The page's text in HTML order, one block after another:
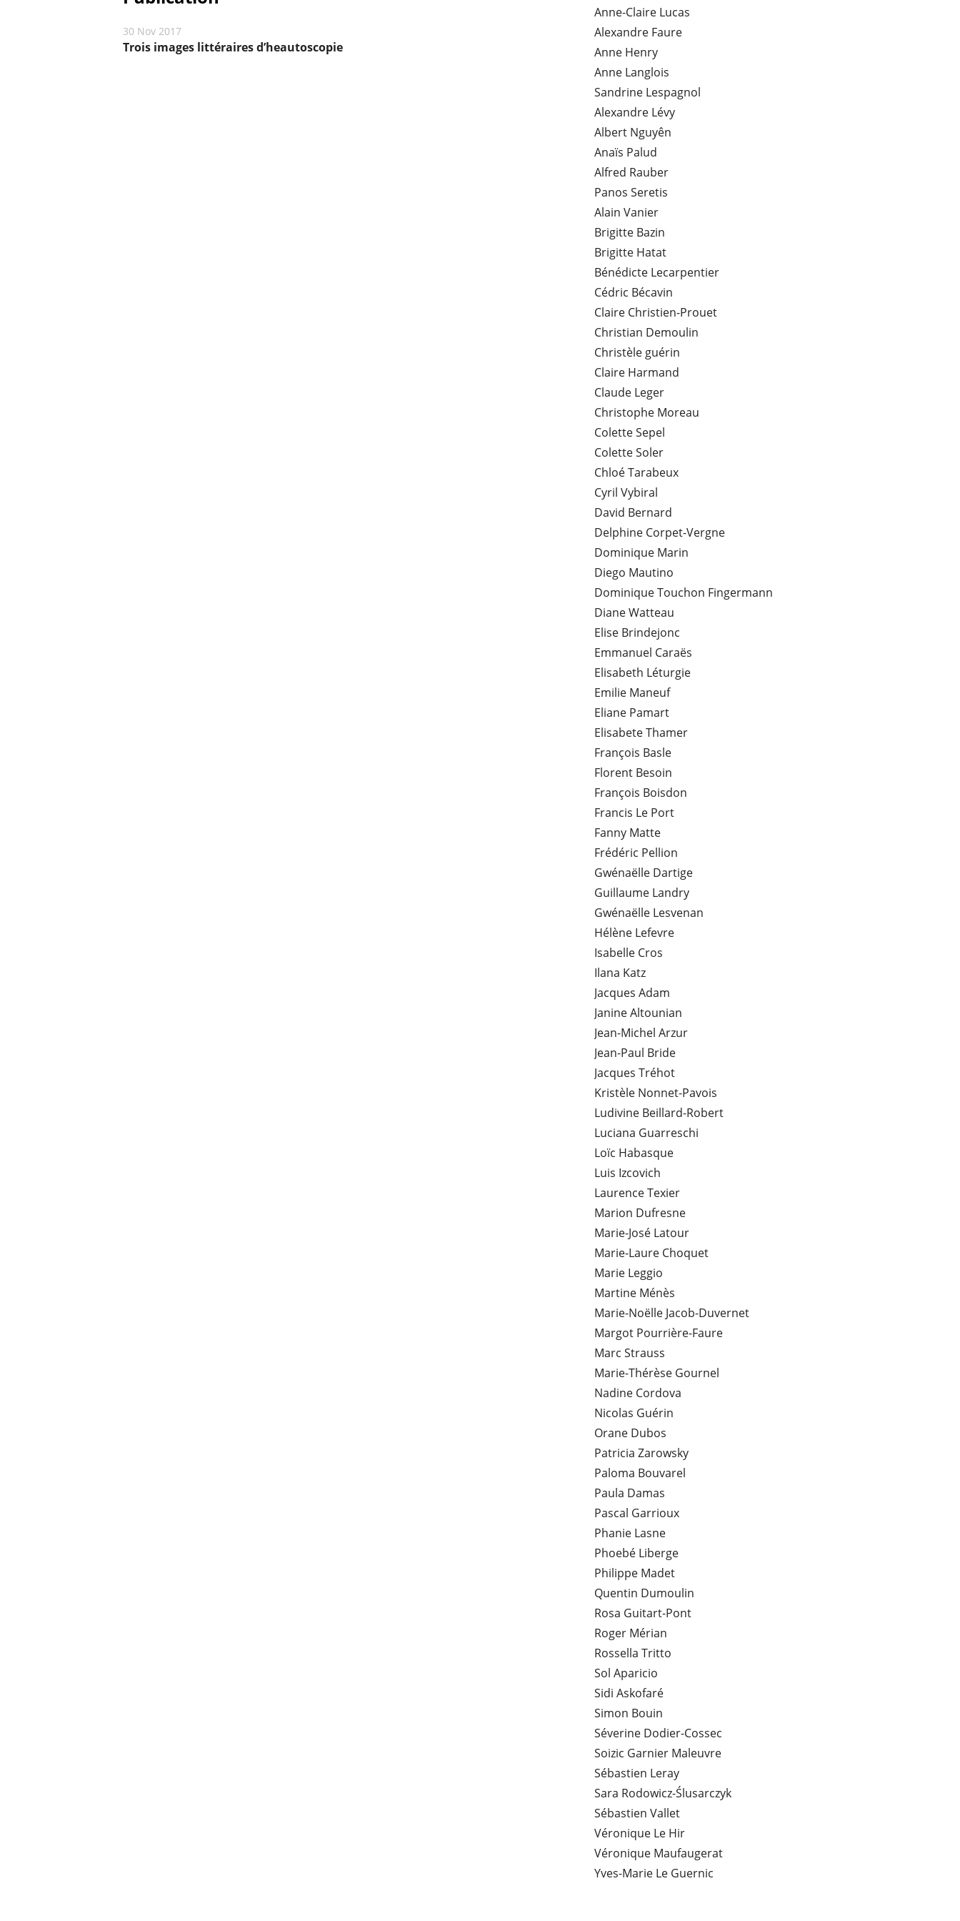
30 Nov 2017
Trois images littéraires d’heautoscopie
Anne-Claire Lucas
Alexandre Faure
Anne Henry
Anne Langlois
Sandrine Lespagnol
Alexandre Lévy
Albert Nguyên
Anaïs Palud
Alfred Rauber
Panos Seretis
Alain Vanier
Brigitte Bazin
Brigitte Hatat
Bénédicte Lecarpentier
Cédric Bécavin
Claire Christien-Prouet
Christian Demoulin
Christèle guérin
Claire Harmand
Claude Leger
Christophe Moreau
Colette Sepel
Colette Soler
Chloé Tarabeux
Cyril Vybiral
David Bernard
Delphine Corpet-Vergne
Dominique Marin
Diego Mautino
Dominique Touchon Fingermann
Diane Watteau
Elise Brindejonc
Emmanuel Caraës
Elisabeth Léturgie
Emilie Maneuf
Eliane Pamart
Elisabete Thamer
François Basle
Florent Besoin
François Boisdon
Francis Le Port
Fanny Matte
Frédéric Pellion
Gwénaëlle Dartige
Guillaume Landry
Gwénaëlle Lesvenan
Hélène Lefevre
Isabelle Cros
Ilana Katz
Jacques Adam
Janine Altounian
Jean-Michel Arzur
Jean-Paul Bride
Jacques Tréhot
Kristèle Nonnet-Pavois
Ludivine Beillard-Robert
Luciana Guarreschi
Loïc Habasque
Luis Izcovich
Laurence Texier
Marion Dufresne
Marie-José Latour
Marie-Laure Choquet
Marie Leggio
Martine Ménès
Marie-Noëlle Jacob-Duvernet
Margot Pourrière-Faure
Marc Strauss
Marie-Thérèse Gournel
Nadine Cordova
Nicolas Guérin
Orane Dubos
Patricia Zarowsky
Paloma Bouvarel
Paula Damas
Pascal Garrioux
Phanie Lasne
Phoebé Liberge
Philippe Madet
Quentin Dumoulin
Rosa Guitart-Pont
Roger Mérian
Rossella Tritto
Sol Aparicio
Sidi Askofaré
Simon Bouin
Séverine Dodier-Cossec
Soizic Garnier Maleuvre
Sébastien Leray
Sara Rodowicz-Ślusarczyk
Sébastien Vallet
Véronique Le Hir
Véronique Maufaugerat
Yves-Marie Le Guernic